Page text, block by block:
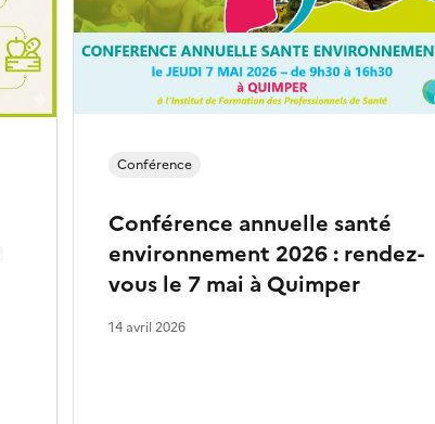
Conférence annuelle santé
environnement 2026 : rendez-
vous le 7 mai à Quimper
Conférence
14 avril 2026